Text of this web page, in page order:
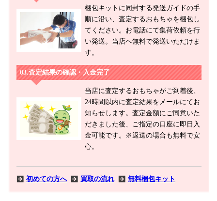
梱包キットに同封する発送ガイドの手
順に沿い、査定するおもちゃを梱包し
てください。お電話にて集荷依頼を行
い発送。当店へ無料で発送いただけま
す。
査定結果の確認・入金完了
当店に査定するおもちゃがご到着後、
24時間以内に査定結果をメールにてお
知らせします。査定金額にご同意いた
だきました後、ご指定の口座に即日入
金可能です。※返送の場合も無料で安
心。
初めての方へ 買取の流れ 無料梱包キット